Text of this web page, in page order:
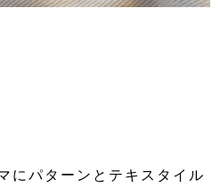
にパターンとテキスタイル